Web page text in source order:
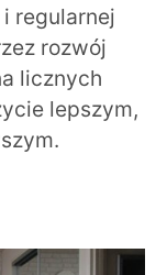
regularnej
rozwój
licznych
lepszym,